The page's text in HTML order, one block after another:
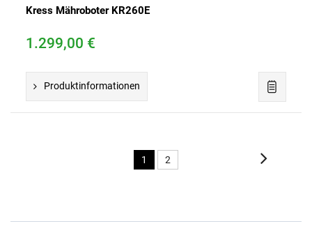
Kress Mähroboter KR260E
1.299,00 €
Produktinformationen
1 2